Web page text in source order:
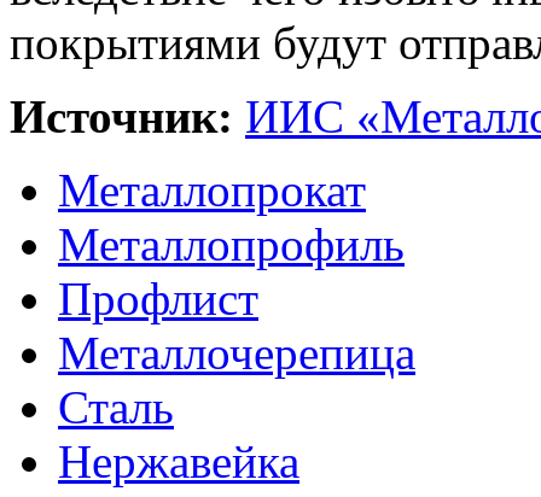
покрытиями будут
Источник: ИИС
Металлопрокат
Металлопрофиль
Профлист
Металлочерепица
Сталь
Нержавейка